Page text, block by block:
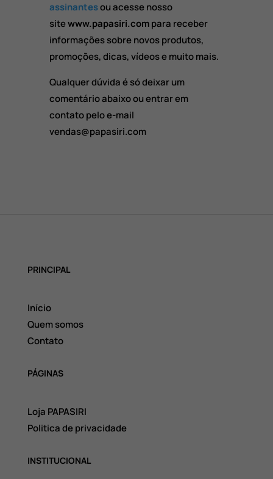
assinantesou acesse nosso
sitewww.papasiri.compara receber
informações sobre novos produtos,
promoções, dicas, vídeos e muito mais.
Qualquer dúvida é só deixar um
comentário abaixo ou entrar em
contato pelo e-mail
vendas@papasiri.com
PRINCIPAL
Início
Quem somos
Contato
PÁGINAS
Loja PAPASIRI
Politica de privacidade
INSTITUCIONAL